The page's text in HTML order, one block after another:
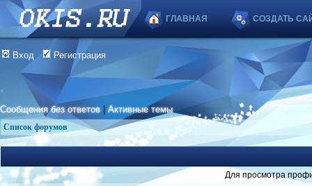
ГЛАВНАЯ СОЗДАТЬ
Вход Регистрация
Сообщения без ответов |Активные темы
Список форумов
Для просмотра